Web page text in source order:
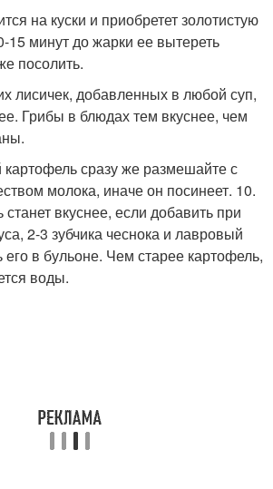
на куски и приобретет золотистую
15 минут до жарки ее вытереть
посолить.
лисичек, добавленных в любой суп,
Грибы в блюдах тем вкуснее, чем
сразу же размешайте с
молока, иначе он посинеет. 10.
вкуснее, если добавить при
2-3 зубчика чеснока и лавровый
его в бульоне. Чем старее картофель,
воды.